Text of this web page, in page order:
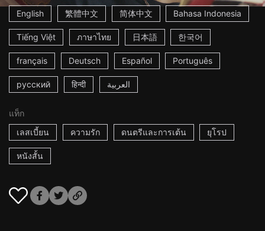
English
繁體中文 简体中文 Bahasa Indonesia
Tiếng Việt ภาษาไทย 日本語 한국어
français Deutsch Español Português
русский हिन्दी العربية
แท็ก
เลสเบี้ยน
ความรัก ดนตรีและการเต้น ยุโรป
หนังสั้น